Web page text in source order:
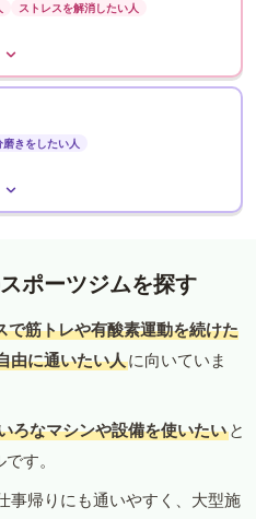
ストレスを解消したい人
磨きをしたい人
ポーツジムを探す
で筋トレや有酸素運動を続けた
由に通いたい人に向いていま
ろなマシンや設備を使いたい と
す。
事帰りにも通いやすく、大型施